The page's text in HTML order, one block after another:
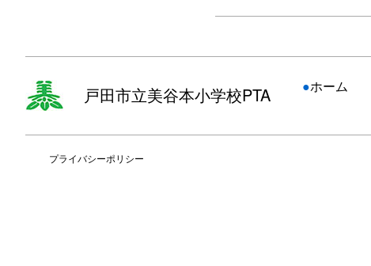
戸田市立美谷本小学校PTA ●ホーム
プライバシーポリシー